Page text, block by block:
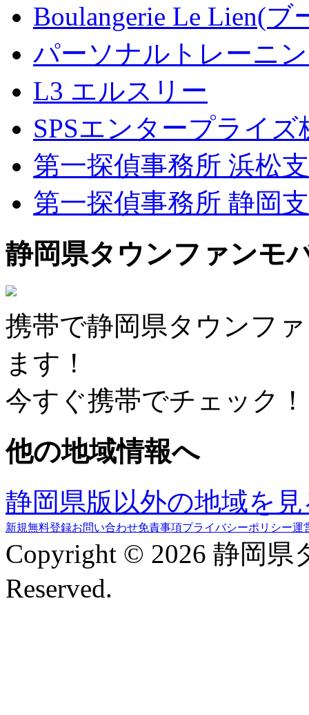
Boulangerie Le Lien(
パーソナルトレーニ
L3 エルスリー
SPSエンタープライズ
第一探偵事務所 浜松
第一探偵事務所 静岡
静岡県タウンファンモ
携帯で静岡県タウンフ
ます！
今すぐ携帯でチェック！
他の地域情報へ
静岡県版以外の地域を
新規無料登録お問い合わせ免責事項プライバシーポリシー運
Copyright © 2026 静岡
Reserved.